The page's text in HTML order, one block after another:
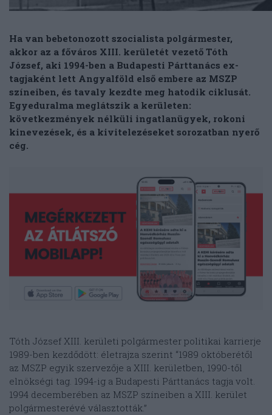
Ha van bebetonozott szocialista polgármester,
akkor az a főváros XIII. kerületét vezető Tóth
József, aki 1994-ben a Budapesti Párttanács ex-
tagjaként lett Angyalföld első embere az MSZP
színeiben, és tavaly kezdte meg hatodik ciklusát.
Egyeduralma meglátszik a kerületen:
következmények nélküli ingatlanügyek, rokoni
kinevezések, és a kivitelezéseket sorozatban nyerő
cég.
Tóth József XIII. kerületi polgármester politikai karrierje
1989-ben kezdődött: életrajza szerint “1989 októberétől
az MSZP egyik szervezője a XIII. kerületben, 1990-től
elnökségi tag. 1994-ig a Budapesti Párttanács tagja volt.
1994 decemberében az MSZP színeiben a XIII. kerület
polgármesterévé választották.”